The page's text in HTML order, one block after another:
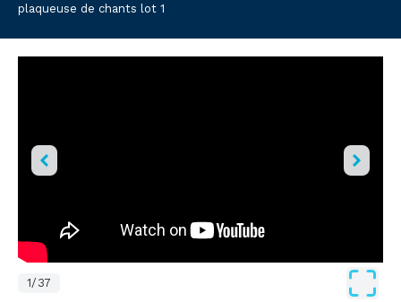
plaqueuse de chants lot 1
1/ 37